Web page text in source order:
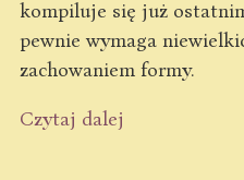
kompiluje się już
pewnie wymaga
zachowaniem formy.
Czytaj dalej